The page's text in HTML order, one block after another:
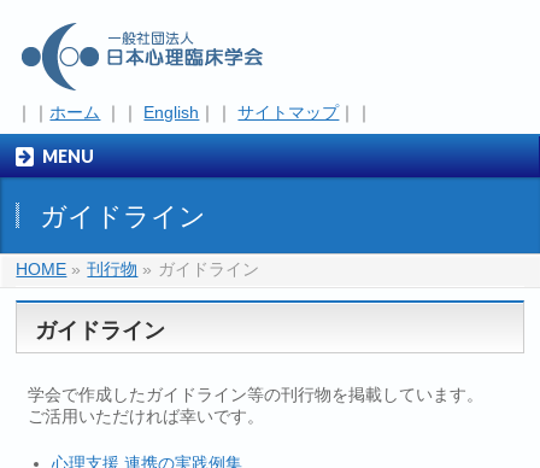
｜｜ ホーム ｜｜ English ｜｜サイトマップ｜｜
MENU
ガイドライン
HOME » 刊行物 » ガイドライン
ガイドライン
学会で作成したガイドライン等の刊行物を掲載しています。
ご活用いただければ幸いです。
心理支援 連携の実践例集